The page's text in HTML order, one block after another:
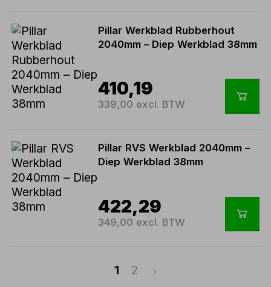
Pillar Werkblad Rubberhout
2040mm – Diep Werkblad 38mm
410,19
339,00 excl. BTW
Pillar RVS Werkblad 2040mm –
Diep Werkblad 38mm
422,29
349,00 excl. BTW
1 2